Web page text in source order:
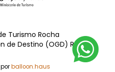
Turismo Rocha
de Destino (OGD) Rocha
balloon.haus